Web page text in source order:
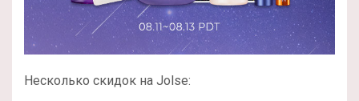
Несколько скидок на Jolse: